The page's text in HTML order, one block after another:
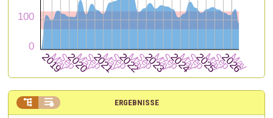
ERGEBNISSE
 